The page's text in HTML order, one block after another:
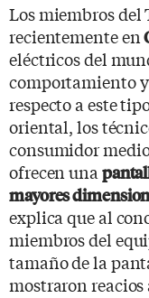
Los miembros del
recientemente en
eléctricos del
comportamiento
respecto a este
oriental, los
consumidor
ofrecen una
mayores
explica que al
miembros del
tamaño de la
mostraron